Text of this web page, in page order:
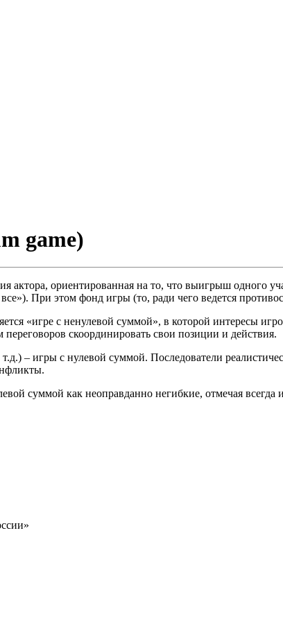
game)
актора, ориентированная на то, что выигрыш одного
При этом фонд игры (то, ради чего ведется
«игре с ненулевой суммой», в которой интересы
скоординировать свои позиции и действия.
– игры с нулевой суммой. Последователи
суммой как неоправданно негибкие, отмечая